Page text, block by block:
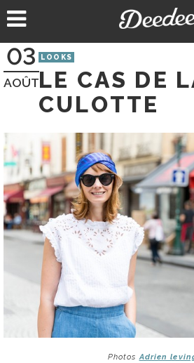
au
03
AOÛT
LOOKS
LE CAS DE
CULOTTE
Photos Adrien